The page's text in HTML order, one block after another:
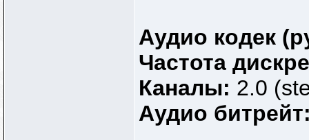
Аудио кодек
Частота
Каналы: 2.0
Аудио